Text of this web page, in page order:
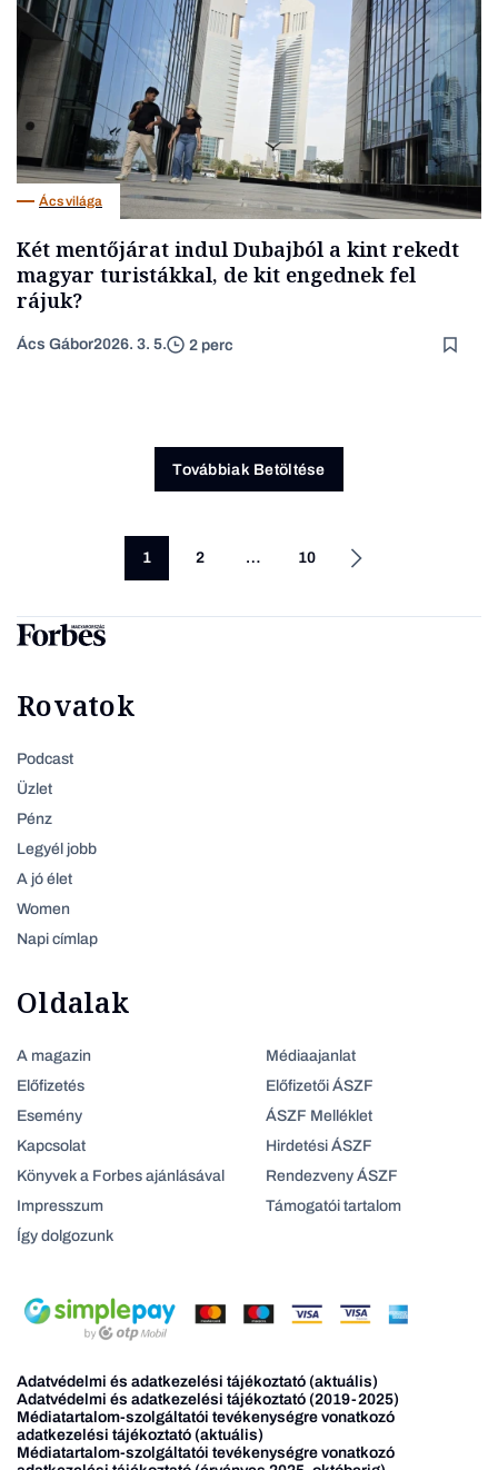
Ács világa
Két mentőjárat indul Dubajból a kint rekedt
magyar turistákkal, de kit engednek fel
rájuk?
Ács Gábor2026. 3. 5. 2 perc
Továbbiak Betöltése
1 2 … 10
Rovatok
Podcast
Üzlet
Pénz
Legyél jobb
A jó élet
Women
Napi címlap
Oldalak
A magazin
Előfizetés
Esemény
Kapcsolat
Könyvek a Forbes ajánlásával
Impresszum
Így dolgozunk
Médiaajanlat
Előfizetői ÁSZF
ÁSZF Melléklet
Hirdetési ÁSZF
Rendezveny ÁSZF
Támogatói tartalom
Adatvédelmi és adatkezelési tájékoztató (aktuális)
Adatvédelmi és adatkezelési tájékoztató (2019-2025)
Médiatartalom-szolgáltatói tevékenységre vonatkozó
adatkezelési tájékoztató (aktuális)
Médiatartalom-szolgáltatói tevékenységre vonatkozó